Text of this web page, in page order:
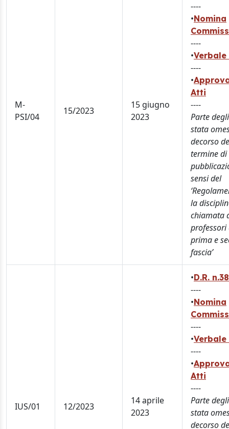
M-
PSI/04
15/2023
15 giugno
2023
----
•Nomina
----
•Verbale
----
•
Atti
----
Parte
stata
decorso
termine di
sensi del
la
chiamata
professori
prima e
fascia’
IUS/01 12/2023
14 aprile
2023
•D.R.
----
•Nomina
----
•Verbale
----
•
Atti
----
Parte
stata
decorso